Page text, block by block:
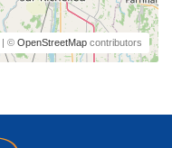
| © OpenStreetMap contributors